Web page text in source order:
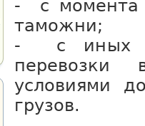
- с момента
таможни;
- с иных
перевозки
условиями
грузов.